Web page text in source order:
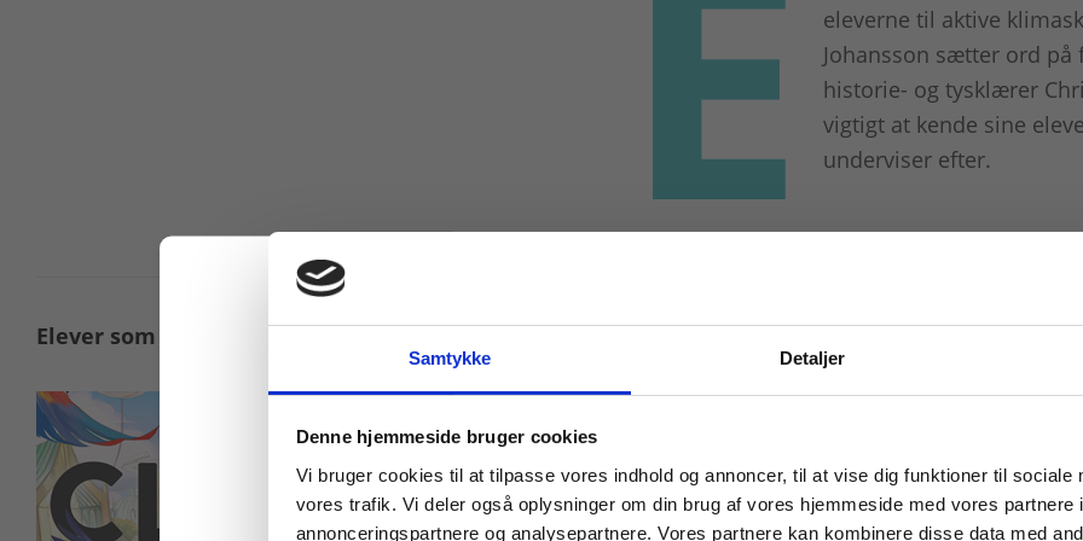
Samtykke Detaljer
Denne hjemmeside bruger cookies
Vi bruger cookies til at tilpasse vores indhold og annoncer, til at vise dig funktioner til sociale
vores trafik. Vi deler også oplysninger om din brug af vores hjemmeside med vores partnere
annonceringspartnere og analysepartnere. Vores partnere kan kombinere disse data med
eleverne til aktive
Johansson sætter ord på
historie- og tysklærer
vigtigt at kende sine
underviser efter.
Elever som aktive klimaskribenter
Skriv dig ud af klimaangsten – og
Helle Lafrenz underviser i dansk og
eleverne stejler, når undervisningen
jeg siger til mine elever, at vi skal
ansigterne. De gider ikke høre mere
læreplanerne, og det handler alt
Køb læremidler og find masterclasses mm.
Tilgå